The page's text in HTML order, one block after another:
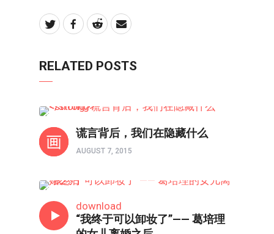
RELATED POSTS
谎言背后，我们在隐藏什么
AUGUST 7, 2015
download
“我终于可以卸妆了”—— 葛培理